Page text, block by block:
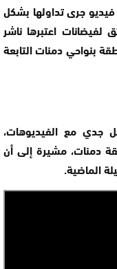
جرى تداولها بشكل
اعتبرها ناشر
بنواحي دمنات التابعة
جدي مع الفيديوهات،
دمنات، مشيرة إلى أن
الماضية.